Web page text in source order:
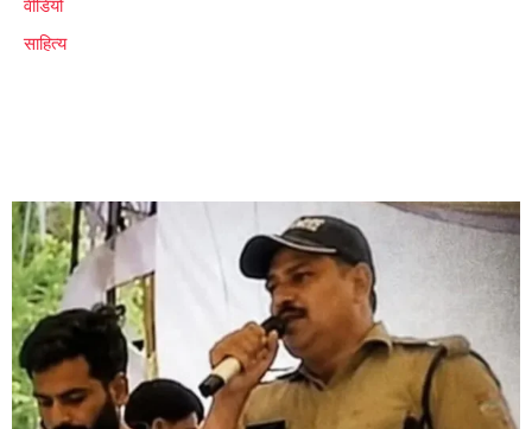
वीडियो
साहित्य